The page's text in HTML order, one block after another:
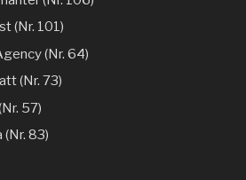
(Nr. 101)
(Nr. 64)
(Nr. 73)
57)
(Nr. 83)